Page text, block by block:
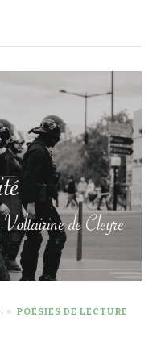
POÉSIES DE LECTURE